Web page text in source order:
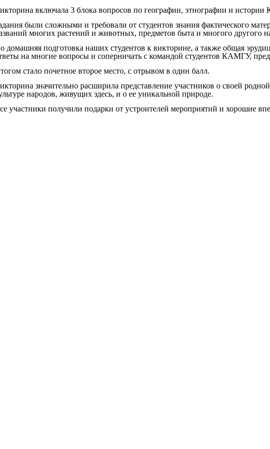
включала 3 блока вопросов по географии, этнографии и истории
были сложными и требовали от студентов знания фактического
многих растений и животных, предметов быта и многого другого
домашняя подготовка наших студентов к викторине, а также общая
на многие вопросы и соперничать с командой студентов КАМГУ,
стало почетное второе место, с отрывом в один балл.
значительно расширила представление участников о своей
народов, живущих здесь, и о ее уникальной природе.
участники получили подарки от устроителей мероприятий и хорошие